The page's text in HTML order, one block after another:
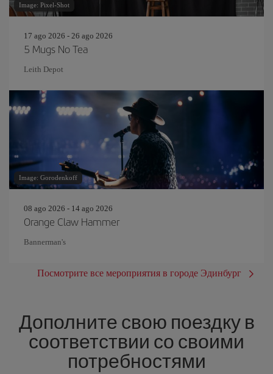
Image: Pixel-Shot
17 ago 2026 - 26 ago 2026
5 Mugs No Tea
Leith Depot
Image: Gorodenkoff
08 ago 2026 - 14 ago 2026
Orange Claw Hammer
Bannerman's
Посмотрите все мероприятия в городе Эдинбург
Дополните свою поездку в
соответствии со своими
потребностями